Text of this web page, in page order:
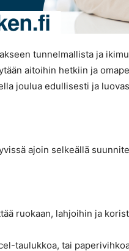
tunnelmallista ja
aitoihin hetkiin ja
joulua edullisesti ja
ajoin selkeällä
ruokaan, lahjoihin ja
taulukkoa, tai